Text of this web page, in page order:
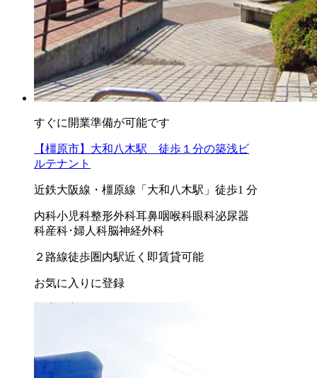
すぐに開業準備が可能です
【橿原市】大和八木駅 徒歩１分の築浅ビ
ルテナント
近鉄大阪線・橿原線「大和八木駅」徒歩1 分
内科小児科整形外科耳鼻咽喉科眼科泌尿器
科産科･婦人科脳神経外科
２路線徒歩圏内駅近く 即賃貸可能
お気に入りに登録